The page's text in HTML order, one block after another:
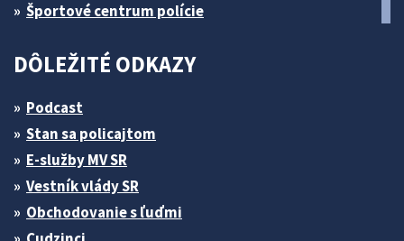
Športové centrum polície
DÔLEŽITÉ ODKAZY
Podcast
Stan sa policajtom
E-služby MV SR
Vestník vlády SR
Obchodovanie s ľuďmi